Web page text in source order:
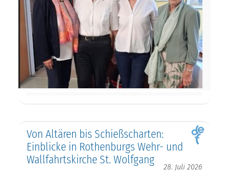
Von Altären bis Schießscharten:
Einblicke in Rothenburgs Wehr- und
Wallfahrtskirche St. Wolfgang
28. Juli 2026